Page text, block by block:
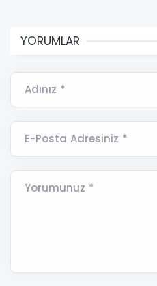
YORUMLAR
Adınız *
E-Posta Adresiniz *
Yorumunuz *